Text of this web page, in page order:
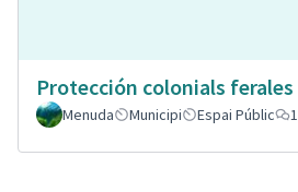
Protección colonials ferales
Menuda
Municipi Espai Públic 1